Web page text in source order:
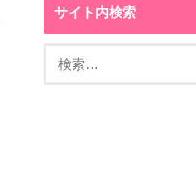
サイト内検索
索: